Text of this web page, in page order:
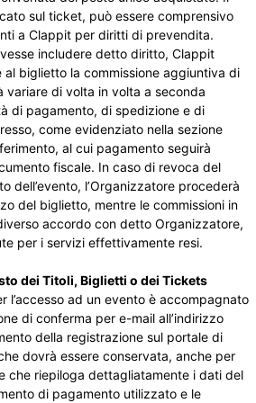
sul ticket, può essere comprensivo
a Clappit per diritti di prevendita.
includere detto diritto, Clappit
biglietto la commissione aggiuntiva di
variare di volta in volta a seconda
di pagamento, di spedizione e di
come evidenziato nella sezione
al cui pagamento seguirà
fiscale. In caso di revoca del
dell’evento, l’Organizzatore procederà
del biglietto, mentre le commissioni in
accordo con detto Organizzatore,
per i servizi effettivamente resi.
dei Titoli, Biglietti o dei Tickets
l’accesso ad un evento è accompagnato
di conferma per e-mail all’indirizzo
della registrazione sul portale di
dovrà essere conservata, anche per
che riepiloga dettagliatamente i dati del
di pagamento utilizzato e le